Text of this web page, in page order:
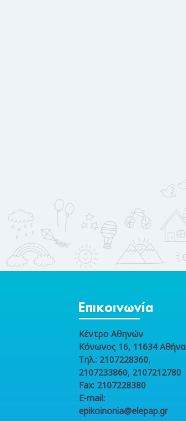
Επικοινωνία
Κέντρο Αθηνών
Κόνωνος 16, 11634 Αθήνα
Τηλ.: 2107228360,
2107233860, 2107212780
Fax: 2107228380
E-mail:
epikoinonia@elepap.gr